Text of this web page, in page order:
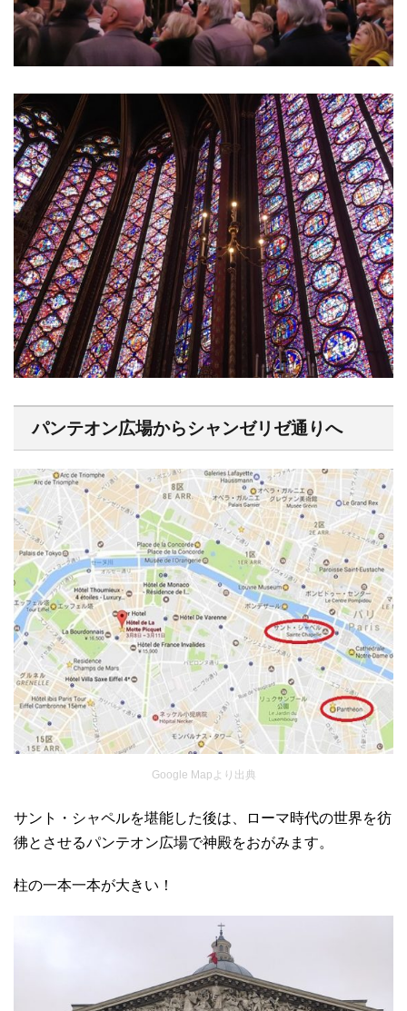
パンテオン広場からシャンゼリゼ通りへ
Google Mapより出典
サント・シャペルを堪能した後は、ローマ時代の世界を彷
彿とさせるパンテオン広場で神殿をおがみます。
柱の一本一本が大きい！